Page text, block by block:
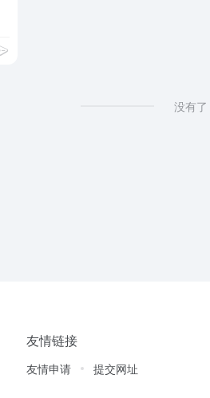
没有了
友情链接
友情申请 提交网址